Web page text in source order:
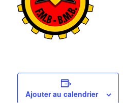
Ajouter au calendrier